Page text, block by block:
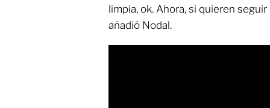
limpia, ok. Ahora, si quieren
añadió Nodal.